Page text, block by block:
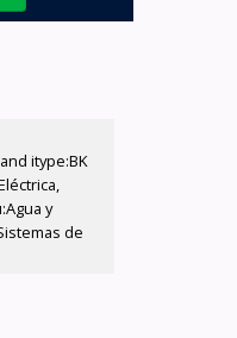
itype:BK
y
de